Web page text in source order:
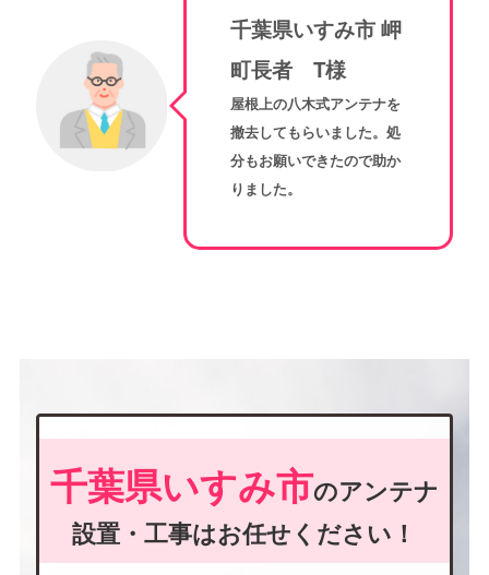
千葉県いすみ市 岬
町長者 T様
屋根上の八木式アンテナを
撤去してもらいました。処
分もお願いできたので助か
りました。
千葉県いすみ市のアンテナ
設置・工事はお任せください！